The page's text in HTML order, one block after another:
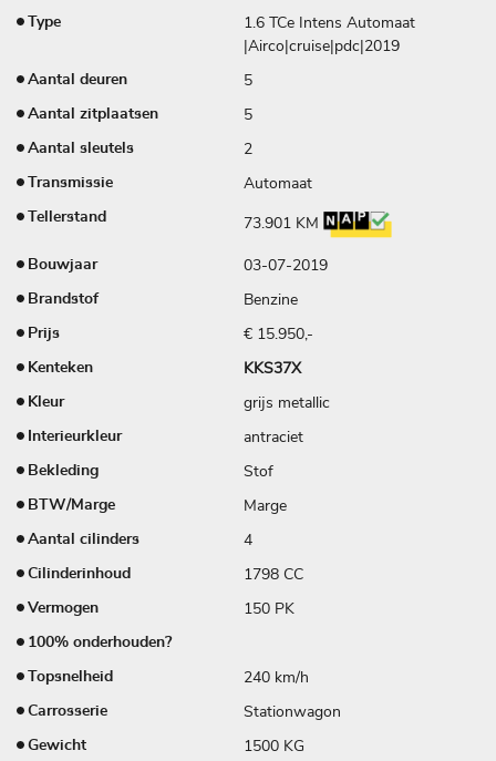
Type
1.6 TCe Intens Automaat
|Airco|cruise|pdc|2019
Aantal deuren 5
Aantal zitplaatsen 5
Aantal sleutels 2
Transmissie Automaat
Tellerstand 73.901 KM
Bouwjaar 03-07-2019
Brandstof Benzine
Prijs € 15.950,-
Kenteken KKS37X
Kleur grijs metallic
Interieurkleur antraciet
Bekleding Stof
BTW/Marge Marge
Aantal cilinders 4
Cilinderinhoud 1798 CC
Vermogen 150 PK
100% onderhouden?
Topsnelheid 240 km/h
Carrosserie Stationwagon
Gewicht 1500 KG